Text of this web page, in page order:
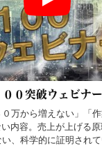
０突破ウェビナー
万から増えない」「
内容。売上が上げる
、科学的に証明されて